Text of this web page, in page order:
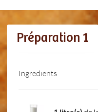
Préparation 1
Ingredients